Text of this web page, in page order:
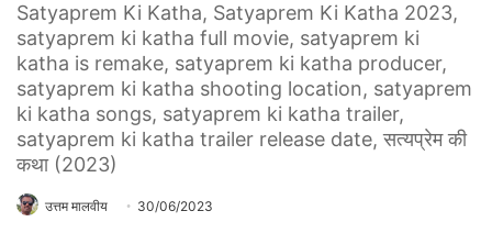
Satyaprem Ki Katha, Satyaprem Ki Katha 2023,
satyaprem ki katha full movie, satyaprem ki
katha is remake, satyaprem ki katha producer,
satyaprem ki katha shooting location, satyaprem
ki katha songs, satyaprem ki katha trailer,
satyaprem ki katha trailer release date, सत्यप्रेम की
कथा (2023)
उत्तम मालवीय 30/06/2023